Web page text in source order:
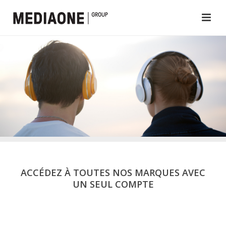
ACCÉDEZ À TOUTES NOS MARQUES AVEC
UN SEUL COMPTE